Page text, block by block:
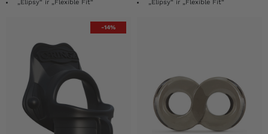
„Elipsy“ ir „Flexible Fit“
„Elipsy“ ir „Flexible Fit“
-14%